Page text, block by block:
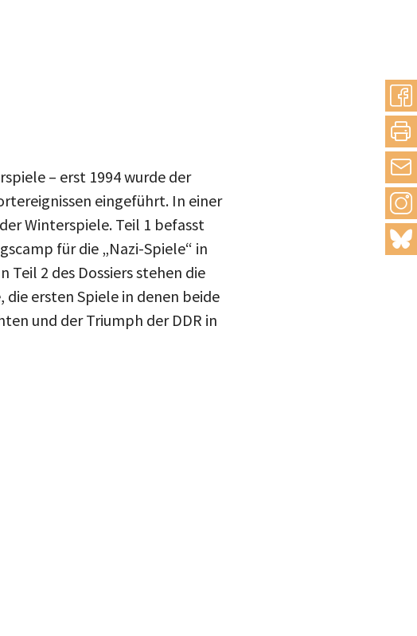
teilen
mail
– erst 1994 wurde der
eingeführt. In einer
Winterspiele. Teil 1 befasst
für die „Nazi-Spiele“ in
2 des Dossiers stehen die
die ersten Spiele in denen beide
und der Triumph der DDR in